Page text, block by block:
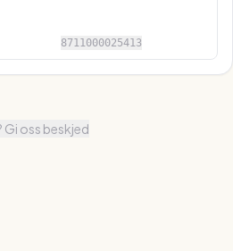
8711000025413
oss beskjed